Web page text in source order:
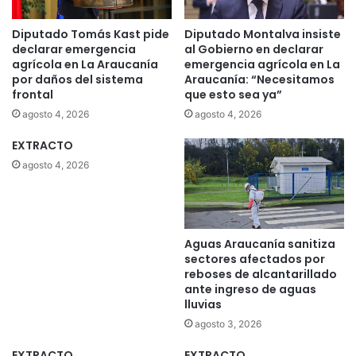
Diputado Tomás Kast pide
declarar emergencia
agrícola en La Araucanía
por daños del sistema
frontal
agosto 4, 2026
Diputado Montalva insiste
al Gobierno en declarar
emergencia agrícola en La
Araucanía: “Necesitamos
que esto sea ya”
agosto 4, 2026
EXTRACTO
agosto 4, 2026
Aguas Araucanía sanitiza
sectores afectados por
reboses de alcantarillado
ante ingreso de aguas
lluvias
agosto 3, 2026